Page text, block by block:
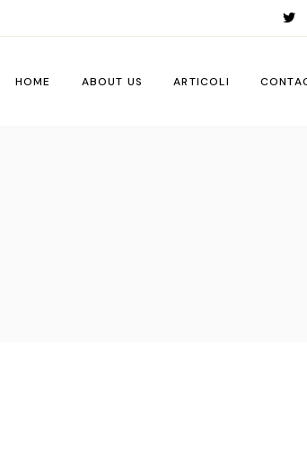
HOME ABOUT US ARTICOLI